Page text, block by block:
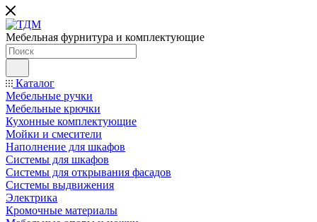
Мебельная фурнитура и комплектующие
Каталог
Мебельные ручки
Мебельные крючки
Кухонные комплектующие
Мойки и смесители
Наполнение для шкафов
Cистемы для шкафов
Системы для открывания фасадов
Системы выдвижения
Электрика
Кромочные материалы